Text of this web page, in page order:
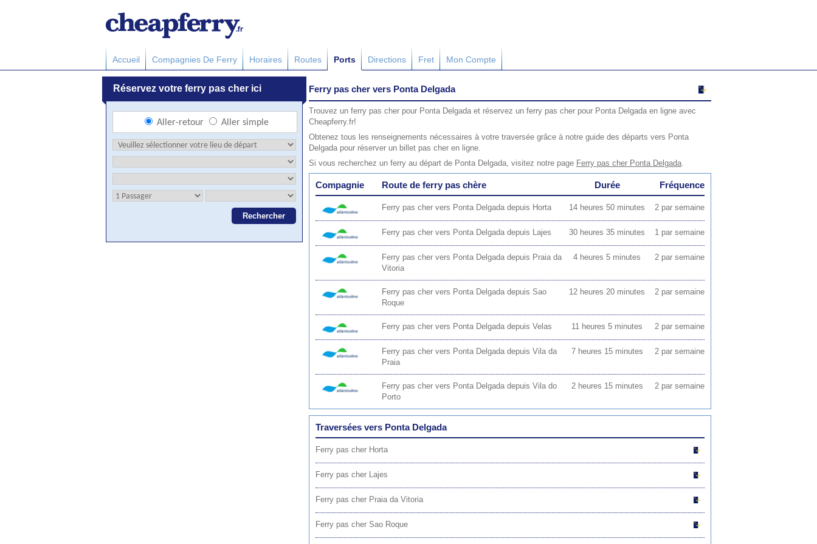
Accueil Compagnies De Ferry Horaires Routes Ports Directions Fret Mon Compte
Ferry pas cher vers Ponta Delgada
Trouvez un ferry pas cher pour Ponta Delgada et réservez un ferry pas cher pour Ponta Delgada en ligne avec
Cheapferry.fr!
Obtenez tous les renseignements nécessaires à votre traversée grâce à notre guide des départs vers Ponta
Delgada pour réserver un billet pas cher en ligne.
Si vous recherchez un ferry au départ de Ponta Delgada, visitez notre page Ferry pas cher Ponta Delgada.
Compagnie Route de ferry pas chère Durée Fréquence
Ferry pas cher vers Ponta Delgada depuis Horta 14 heures 50 minutes 2 par semaine
Ferry pas cher vers Ponta Delgada depuis Lajes 30 heures 35 minutes 1 par semaine
Ferry pas cher vers Ponta Delgada depuis Praia da
Vitoria
4 heures 5 minutes 2 par semaine
Ferry pas cher vers Ponta Delgada depuis Sao
Roque
12 heures 20 minutes 2 par semaine
Ferry pas cher vers Ponta Delgada depuis Velas 11 heures 5 minutes 2 par semaine
Ferry pas cher vers Ponta Delgada depuis Vila da
Praia
7 heures 15 minutes 2 par semaine
Ferry pas cher vers Ponta Delgada depuis Vila do
Porto
2 heures 15 minutes 2 par semaine
Traversées vers Ponta Delgada
Ferry pas cher Horta
Ferry pas cher Lajes
Ferry pas cher Praia da Vitoria
Ferry pas cher Sao Roque